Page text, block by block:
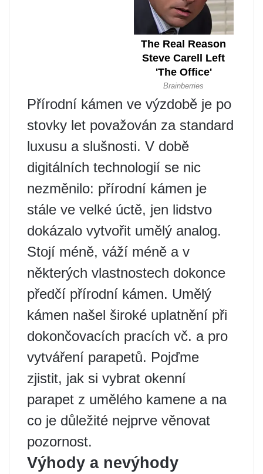
Přírodní kámen ve výzdobě je po
stovky let považován za standard
luxusu a slušnosti. V době
digitálních technologií se nic
nezměnilo: přírodní kámen je
stále ve velké úctě, jen lidstvo
dokázalo vytvořit umělý analog.
Stojí méně, váží méně a v
některých vlastnostech dokonce
předčí přírodní kámen. Umělý
kámen našel široké uplatnění při
dokončovacích pracích vč. a pro
vytváření parapetů. Pojďme
zjistit, jak si vybrat okenní
parapet z umělého kamene a na
co je důležité nejprve věnovat
pozornost.
Výhody a nevýhody